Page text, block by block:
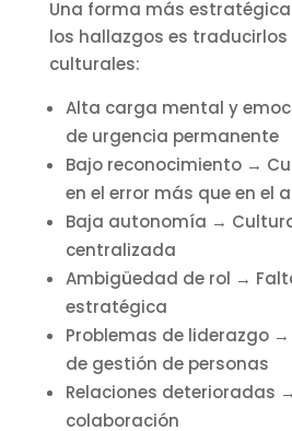
Una forma más
los hallazgos es traducirlos
culturales:
Alta carga mental y
de urgencia permanente
Bajo reconocimiento →
en el error más que en el
Baja autonomía →
centralizada
Ambigüedad de rol →
estratégica
Problemas de liderazgo
de gestión de personas
Relaciones deterioradas
colaboración